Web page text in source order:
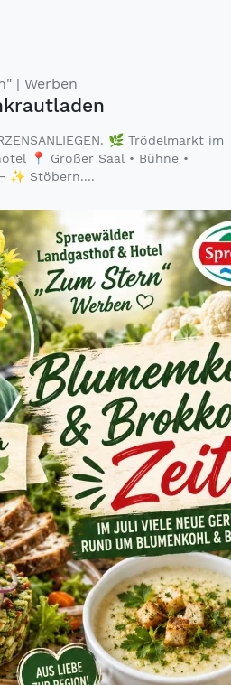
| Werben
🌿 Trödelmarkt im
📍 Großer Saal • Bühne •
Stöbern....